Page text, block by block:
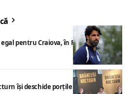
pentru Craiova, în Finlanda
își deschide porțile la Târgu Jiu